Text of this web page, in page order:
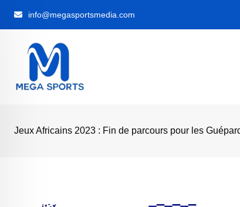
info@megasportsmedia.com
Jeux Africains 2023 : Fin de parcours pour les